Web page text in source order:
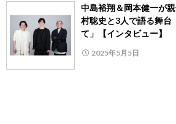
中島裕翔＆岡本健一が
村聡史と3人で語る舞台
て」【インタビュー】
2025年5月5日